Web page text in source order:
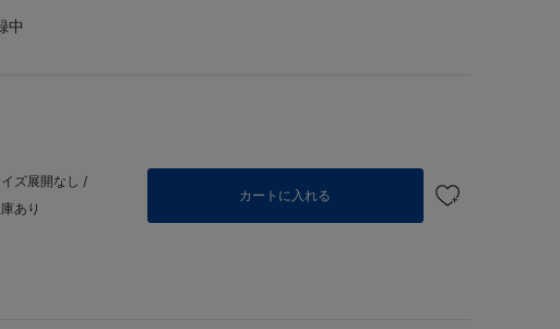
中
ズ展開なし /
あり
カートに入れる